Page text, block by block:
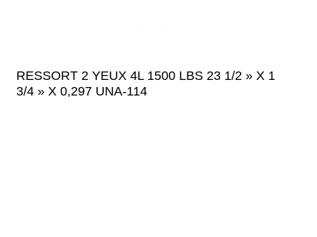
RESSORT 2 YEUX 4L 1500 LBS 23 1/2 » X 1
3/4 » X 0,297 UNA-114